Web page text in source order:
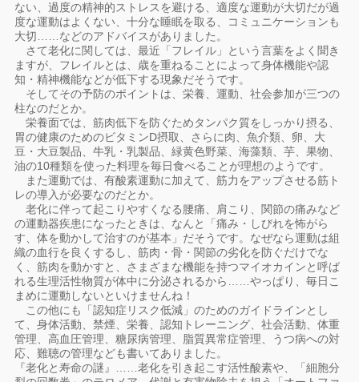
ない、過度の精神的ストレスを避ける、適度な運動が大切だが過
度な運動はよくない、十分な睡眠を取る、コミュニケーションも
大切……などのアドバイスがありました。
さて老化に関しては、最近「フレイル」という言葉をよく聞き
ますが、フレイルとは、歳を重ねることによって身体機能や認
知・精神機能などが低下する現象だそうです。
そしてその予防のポイントは、栄養、運動、社会参加が三つの
柱なのだとか。
栄養面では、筋肉低下を防ぐためタンパク質をしっかり摂る、
胃の健康のためのビタミンD摂取、さらに肉、魚介類、卵、大
豆・大豆製品、牛乳・乳製品、緑黄色野菜、海藻類、芋、果物、
油の10種類を使った料理を毎日食べることが理想のようです。
また運動では、有酸素運動に加えて、筋力をアップさせる筋ト
レの導入が必要なのだとか。
老化に伴って起こりやすくなる腰痛、肩こり、関節の痛みなど
の運動器疾患になったときは、なんと「痛み・しびれを怖がら
す、体を動かして治すのが基本」だそうです。なぜなら運動は組
織の血行を良くするし、筋肉・骨・関節の劣化を防ぐだけでな
く、筋肉を動かすと、さまざまな機能を持つマイオカインと呼ば
れる生理活性物質が体中に分泌されるから……やっぱり、毎日こ
まめに運動しないといけませんね！
この他にも「認知症リスク低減」のためのガイドラインとし
て、身体活動、禁煙、栄養、認知トレーニング、社会活動、体重
管理、高血圧管理、糖尿病管理、脂質異常症管理、うつ病への対
応、難聴の管理なども書いてありました。
『老化と寿命の謎』……老化を引き起こす活性酸素や、「細胞分